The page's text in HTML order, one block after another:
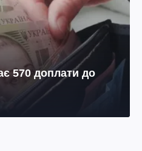
570 доплати до